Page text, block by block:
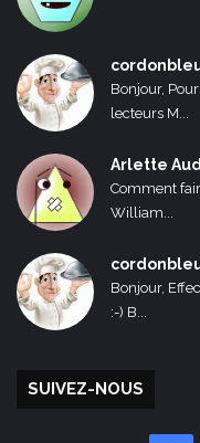
Bonjour,
lecteurs M...
Arlette
Comment
William...
Bonjour,
:-) B...
SUIVEZ-NOUS